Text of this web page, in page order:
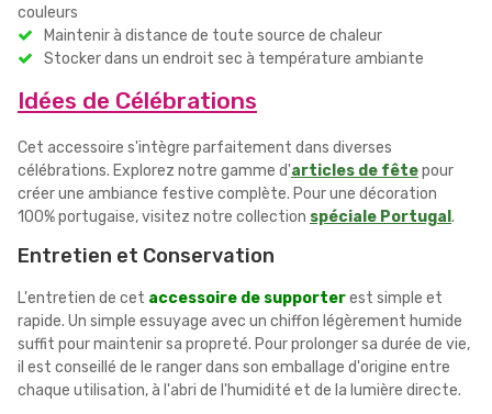
couleurs
Maintenir à distance de toute source de chaleur
Stocker dans un endroit sec à température ambiante
Idées de Célébrations
Cet accessoire s'intègre parfaitement dans diverses
célébrations. Explorez notre gamme d'articles de fêtepour
créer une ambiance festive complète. Pour une décoration
100% portugaise, visitez notre collection spéciale Portugal .
Entretien et Conservation
L'entretien de cet accessoire de supporterest simple et
rapide. Un simple essuyage avec un chiffon légèrement humide
suffit pour maintenir sa propreté. Pour prolonger sa durée de vie,
il est conseillé de le ranger dans son emballage d'origine entre
chaque utilisation, à l'abri de l'humidité et de la lumière directe.